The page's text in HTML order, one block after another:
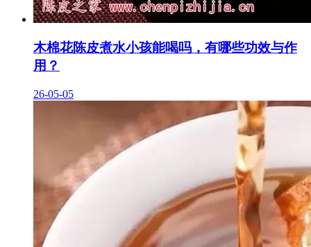
木棉花陈皮煮水小孩能喝吗，有哪些功效与作
用？
26-05-05